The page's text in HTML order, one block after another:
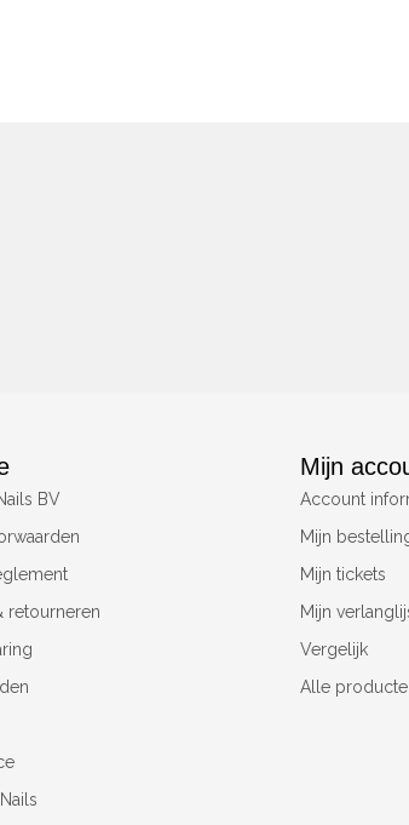
BV
retourneren
Mijn
Account
Mijn
Mijn tickets
Mijn
Vergelijk
Alle